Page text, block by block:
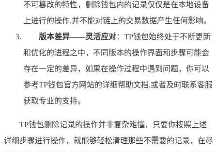
不可篡改的特性，删除钱包内的记录仅仅是在本地设备
上进行的操作,并不能对链上的交易数据产生任何影响。
版本差异——灵活应对：TP钱包始终处于不断更新
和优化的进程之中，不同版本的操作界面和步骤可能会
存在一定的差异，如果在操作过程中遇到问题，你可以
参考TP钱包官方网站的详细帮助文档,或者及时联系客服
获取专业的支持。
TP钱包删除记录的操作并非复杂难懂，只要你按照上述
详细步骤进行操作，就能够轻松清理那些不需要的记录，在尽